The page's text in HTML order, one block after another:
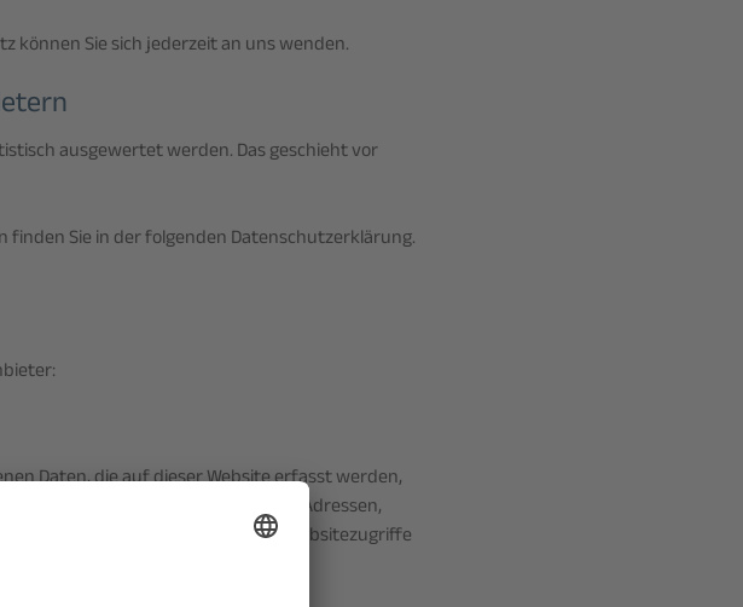
können Sie sich jederzeit an uns wenden.
ausgewertet werden. Das geschieht vor
Sie in der folgenden Datenschutzerklärung.
Daten, die auf dieser Website erfasst werden,
Hierbei kann es sich v. a. um IP-Adressen,
Kontaktdaten, Namen, Websitezugriffe
handeln.